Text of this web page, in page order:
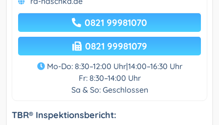
0821 99981070
0821 99981079
Mo-Do: 8:30–12:00 Uhr|14:00–16:30 Uhr
Fr: 8:30–14:00 Uhr
Sa & So: Geschlossen
TBR® Inspektionsbericht: